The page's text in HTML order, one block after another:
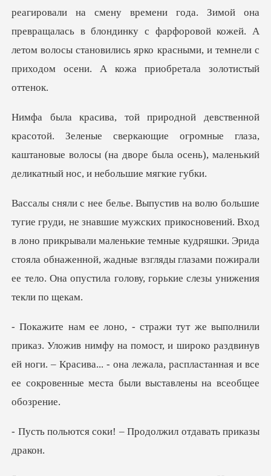
реагировали на смену времени года. Зимой она
прев
ые сверкающие огромные глаза,
каштановые волосы (на дворе был
овений. Вход
в лоно прикрывали маленькие темные кудряшки. Эрида
стояла обнаженной, жадные в
а помост, и широко раздвинув
ей ноги. – Красива... - она лежала, расплас
и! – Продолжил отдав